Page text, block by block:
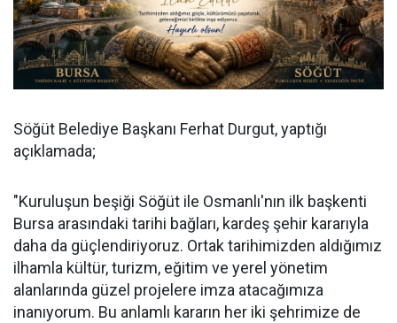
Söğüt Belediye Başkanı Ferhat Durgut, yaptığı
açıklamada;
"Kuruluşun beşiği Söğüt ile Osmanlı'nın ilk başkenti
Bursa arasındaki tarihi bağları, kardeş şehir kararıyla
daha da güçlendiriyoruz. Ortak tarihimizden aldığımız
ilhamla kültür, turizm, eğitim ve yerel yönetim
alanlarında güzel projelere imza atacağımıza
inanıyorum. Bu anlamlı kararın her iki şehrimize de